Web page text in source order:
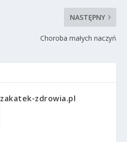
NASTĘPNY
Choroba małych naczyń
zakatek-zdrowia.pl